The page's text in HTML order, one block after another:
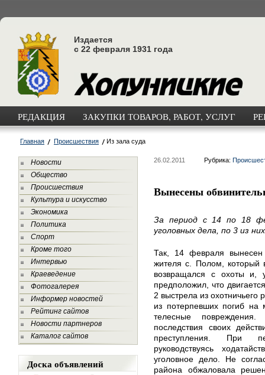
Издается
с 22 февраля 1931 года
РЕДАКЦИЯ ЗАКУПКИ ТОВАРОВ, РАБОТ, УСЛУГ
Главная Происшествия Из зала суда
Новости
Общество
Происшествия
Культура и искусство
Экономика
Политика
Спорт
Кроме того
Интервью
Краеведение
Фотогалерея
Информер новостей
Рейтинг сайтов
Новости партнеров
Каталог сайтов
Доска объявлений
26.02.2011 Рубрика:
Вынесены
За период с 14 по 18
уголовных дела, по 3 из
Так, 14 февраля вынесен
жителя с. Полом, который
возвращался с охоты и,
предположил, что
2 выстрела из
из потерпевших погиб на
телесные
последствия своих
преступления. При
руководствуясь
уголовное дело. Не
района обжаловала